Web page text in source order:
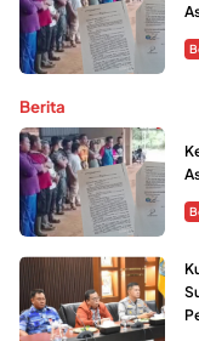
Berita